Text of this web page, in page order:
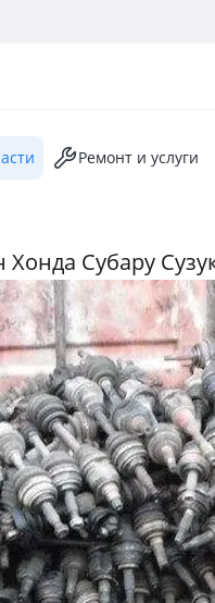
Ремонт и услуги
Субару